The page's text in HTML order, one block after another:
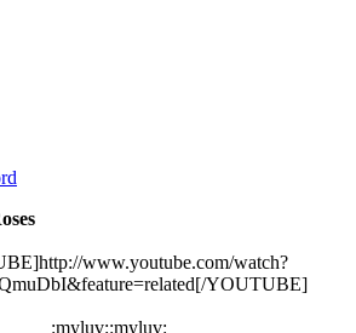
www.youtube.com/watch?
YOUTUBE]
:myluv::myluv:​